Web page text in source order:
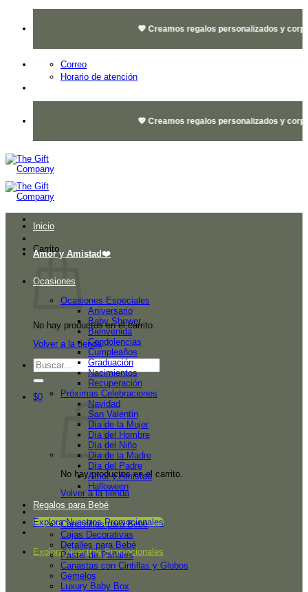
💖 Creamos regalos personalizados y
Correo
Horario de atención
💖 Creamos regalos personalizados y
Carrito
No hay productos en el carrito.
Volver a la tienda
Buscar
por:
$0
No hay productos en el carrito.
Volver a la tienda
Explora Nuestros Promocionales
Explora Nuestros Promocionales
Inicio
Amor y Amistad❤️
Ocasiones
Ocasiones Especiales
Aniversario
Baby Shower
Bienvenida
Condolencias
Cumpleaños
Graduación
Nacimientos
Recuperación
Próximas Celebraciones
Navidad
San Valentin
Día de la Mujer
Día del Hombre
Día del Niño
Día de la Madre
Día del Padre
Amor y Amistad
Halloween
Regalos para Bebé
Canastillas para Bebé
Cajas Decorativas
Detalles para Bebé
Pastel de Pañales
Canastas con Cintillas y Globos
Gemelos
Luxury Baby Box